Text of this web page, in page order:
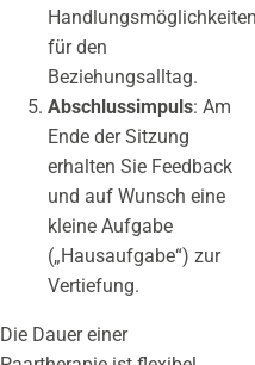
für den
Beziehungsalltag.
Abschlussimpuls: Am
Ende der Sitzung
erhalten Sie Feedback
und auf Wunsch eine
kleine Aufgabe
(„Hausaufgabe“) zur
Vertiefung.
Die Dauer einer